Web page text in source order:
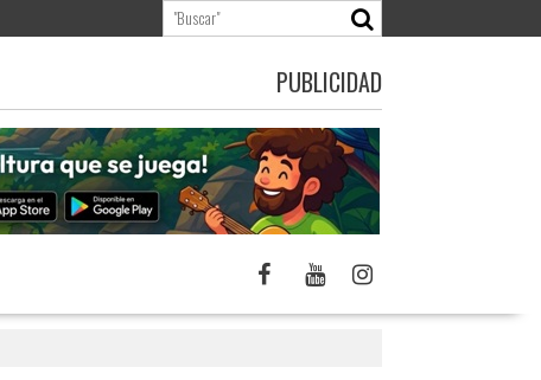
PUBLICIDAD